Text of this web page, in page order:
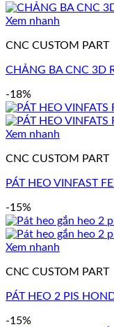
Xem nhanh
CNC CUSTOM PART
CHẢNG BA CNC 3D
-18%
Xem nhanh
CNC CUSTOM PART
PÁT HEO VINFAST
-15%
Xem nhanh
CNC CUSTOM PART
PÁT HEO 2 PIS
-15%